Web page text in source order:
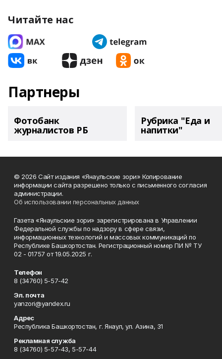
Читайте нас
Партнеры
Фотобанк
журналистов РБ
Рубрика "Еда и
напитки"
© 2026 Сайт издания «Янаульские зори» Копирование
информации сайта разрешено только с письменного согласия
администрации.
Об использовании персональных данных
Газета «Янаульские зори» зарегистрирована в Управлении
Федеральной службы по надзору в сфере связи,
информационных технологий и массовых коммуникаций по
Республике Башкортостан. Регистрационный номер ПИ № ТУ
02 - 01757 от 19.05.2025 г.
Телефон
8 (34760) 5-57-42
Эл. почта
yanzori@yandex.ru
Адрес
Республика Башкортостан, г. Янаул, ул. Азина, 31
Рекламная служба
8 (34760) 5-57-43, 5-57-44